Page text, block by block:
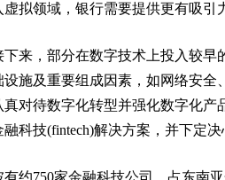
拟领域，银行需要提供更有吸引
下来，部分在数字技术上投入较
施及重要组成因素，如网络安
对待数字化转型并强化数字化
科技(fintech)解决方案，并下定
约750家金融科技公司，占东南